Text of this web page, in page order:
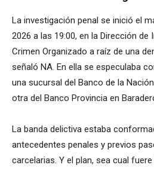
La investigación penal se inició el
2026 a las 19:00, en la Dirección
Crimen Organizado a raíz de una
señaló NA. En ella se especulaba
una sucursal del Banco de la
otra del Banco Provincia en
La banda delictiva estaba
antecedentes penales y previos
carcelarias. Y el plan, sea cual